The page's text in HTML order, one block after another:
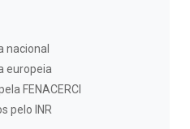
nacional
europeia
FENACERCI
pelo INR